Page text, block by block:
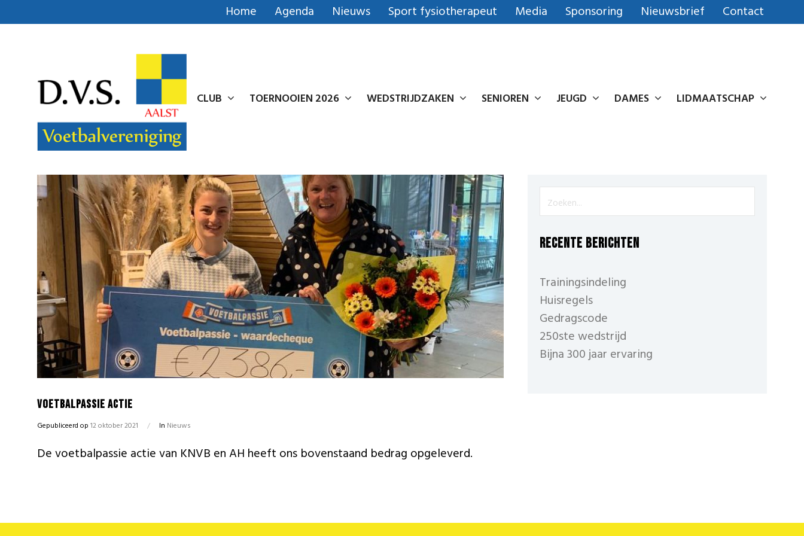
Home Agenda Nieuws Sport fysiotherapeut Media Sponsoring Nieuwsbrief Contact
CLUB TOERNOOIEN 2026 WEDSTRIJDZAKEN SENIOREN JEUGD DAMES LIDMAATSCHAP
Voetbalpassie actie
Gepubliceerd op 12 oktober 2021 / In Nieuws
De voetbalpassie actie van KNVB en AH heeft ons bovenstaand bedrag opgeleverd.
Recente berichten
Trainingsindeling
Huisregels
Gedragscode
250ste wedstrijd
Bijna 300 jaar ervaring